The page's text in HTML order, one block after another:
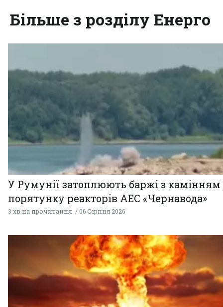
Більше з розділу Енерго
У Румунії затоплюють баржі з
порятунку реакторів АЕС «Чернавода»
3 хв на прочитання 06 Серпня 2026